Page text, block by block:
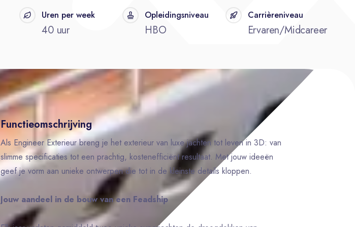
Uren per week
40 uur
Opleidingsniveau
HBO
Carrièreniveau
Ervaren/Midcareer
Functieomschrijving
Als Engineer Exterieur breng je het exterieur van luxe jachten tot leven in 3D: van
slimme specificaties tot een prachtig, kostenefficiënt resultaat. Met jouw ideeën
geef je vorm aan unieke ontwerpen die tot in de kleinste details kloppen.
Jouw aandeel in de bouw van een Feadship